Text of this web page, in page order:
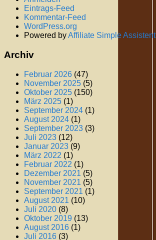
Eintrags-Feed
Kommentar-Feed
WordPress.org
Powered byAffiliate Simple Assistent
Archiv
Februar 2026 (47)
November 2025 (5)
Oktober 2025 (150)
März 2025 (1)
September 2024 (1)
August 2024 (1)
September 2023 (3)
Juli 2023 (12)
Januar 2023 (9)
März 2022 (1)
Februar 2022 (1)
Dezember 2021 (5)
November 2021 (5)
September 2021 (1)
August 2021 (10)
Juli 2020 (8)
Oktober 2019 (13)
August 2016 (1)
Juli 2016 (3)